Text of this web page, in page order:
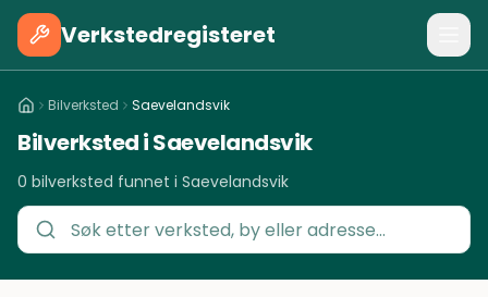
Verkstedregisteret
Bilverksted Saevelandsvik
Bilverksted i Saevelandsvik
0 bilverksted funnet i Saevelandsvik